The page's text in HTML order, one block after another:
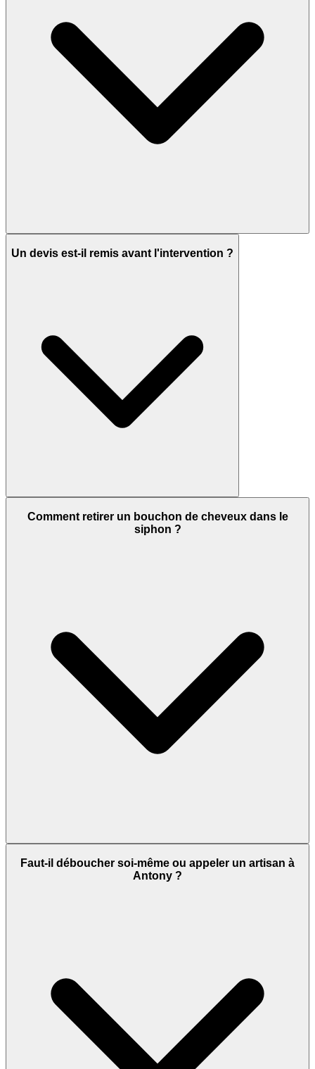
Un devis est-il remis avant l'intervention ?
Comment retirer un bouchon de cheveux dans le
siphon ?
Faut-il déboucher soi-même ou appeler un artisan à
Antony ?